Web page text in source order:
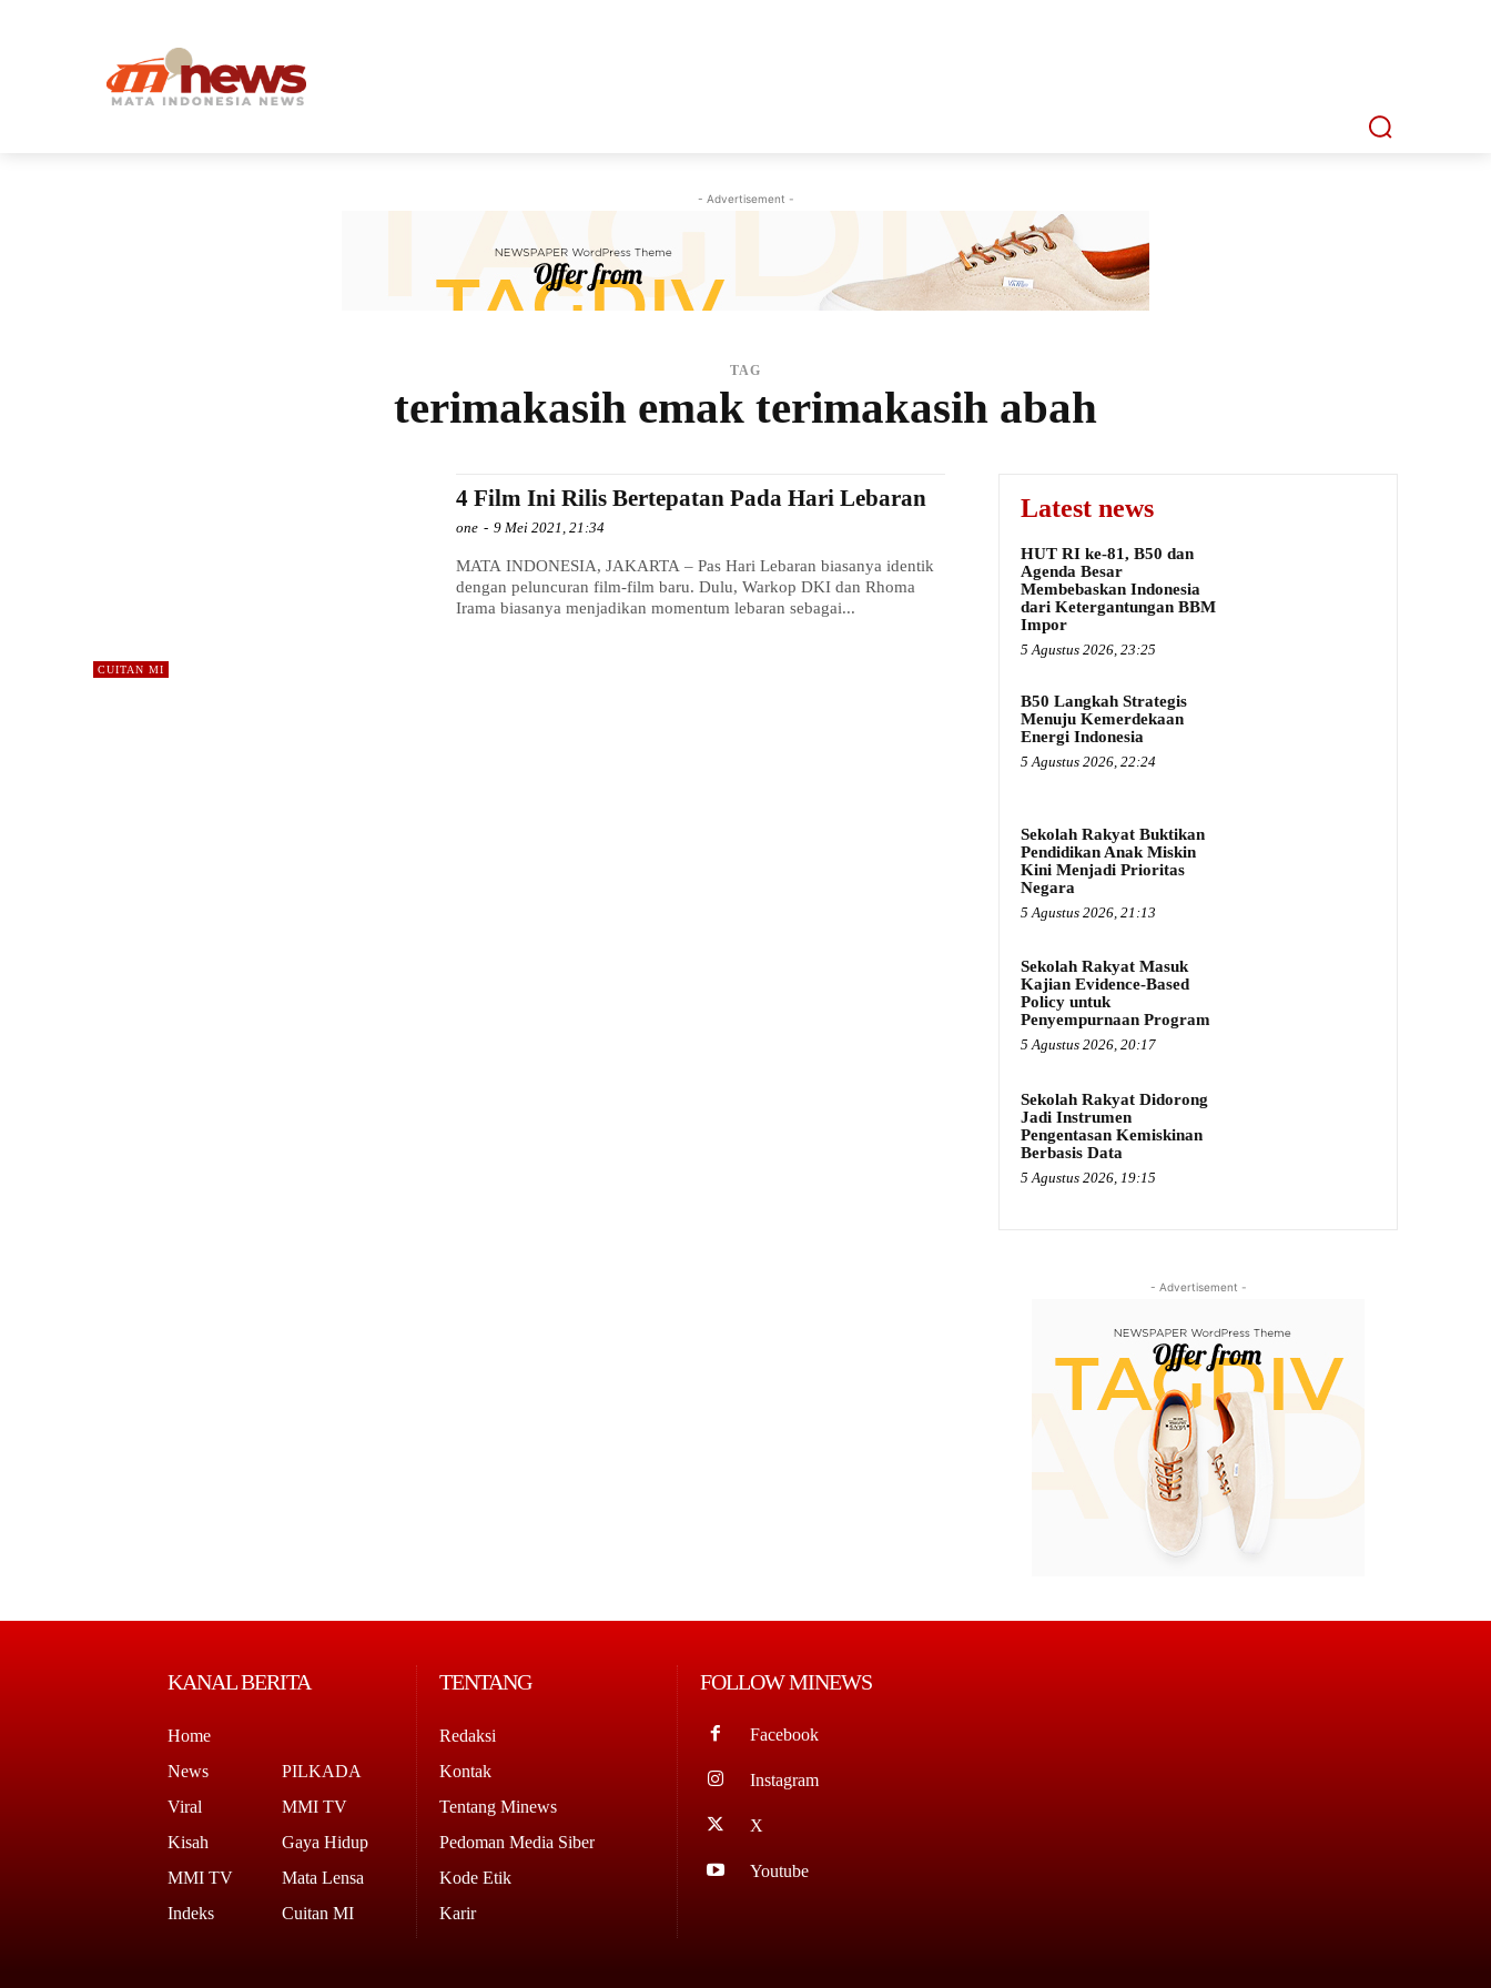
- Advertisement -
TAG
terimakasih emak terimakasih abah
CUITAN MI
4 Film Ini Rilis Bertepatan Pada Hari Lebaran
one - 9 Mei 2021, 21:34
MATA INDONESIA, JAKARTA – Pas Hari Lebaran biasanya identik
dengan peluncuran film-film baru. Dulu, Warkop DKI dan Rhoma
Irama biasanya menjadikan momentum lebaran sebagai...
Latest news
HUT RI ke-81, B50 dan
Agenda Besar
Membebaskan Indonesia
dari Ketergantungan BBM
Impor
5 Agustus 2026, 23:25
B50 Langkah Strategis
Menuju Kemerdekaan
Energi Indonesia
5 Agustus 2026, 22:24
Sekolah Rakyat Buktikan
Pendidikan Anak Miskin
Kini Menjadi Prioritas
Negara
5 Agustus 2026, 21:13
Sekolah Rakyat Masuk
Kajian Evidence-Based
Policy untuk
Penyempurnaan Program
5 Agustus 2026, 20:17
Sekolah Rakyat Didorong
Jadi Instrumen
Pengentasan Kemiskinan
Berbasis Data
5 Agustus 2026, 19:15
- Advertisement -
KANAL BERITA
Home
News
Viral
Kisah
MMI TV
Indeks
PILKADA
MMI TV
Gaya Hidup
Mata Lensa
Cuitan MI
TENTANG
Redaksi
Kontak
Tentang Minews
Pedoman Media Siber
Kode Etik
Karir
FOLLOW MINEWS
Facebook
Instagram
X
Youtube